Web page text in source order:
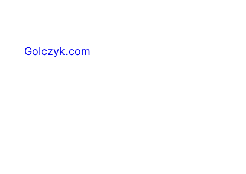
treściGolczyk.com